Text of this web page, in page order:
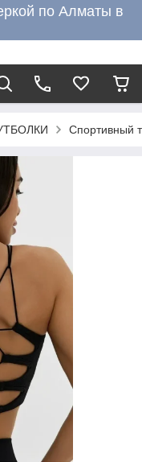
по Алматы в
Спортивный